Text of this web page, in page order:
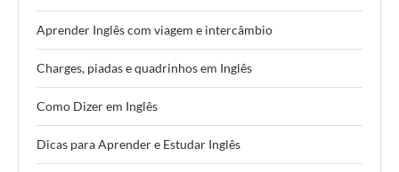
Aprender Inglês com viagem e intercâmbio
Charges, piadas e quadrinhos em Inglês
Como Dizer em Inglês
Dicas para Aprender e Estudar Inglês